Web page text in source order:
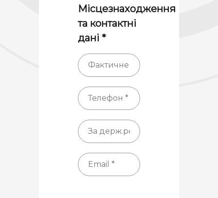
Місцезнаходження
та контактні
дані *